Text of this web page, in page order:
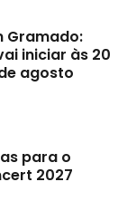
Gramado:
iniciar às 20
agosto
para o
2027